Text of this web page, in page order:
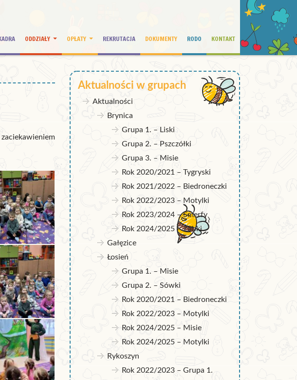
ODDZIAŁY OPŁATY REKRUTACJA DOKUMENTY RODO KONTAKT
Aktualności w grupach
Aktualności
Brynica
Grupa 1. – Liski
Grupa 2. – Pszczółki
Grupa 3. – Misie
Rok 2020/2021 – Tygryski
Rok 2021/2022 – Biedroneczki
Rok 2022/2023 – Motylki
Rok 2023/2024 – Smerfy
Rok 2024/2025 – Żabki
Gałęzice
Łosień
Grupa 1. – Misie
Grupa 2. – Sówki
Rok 2020/2021 – Biedroneczki
Rok 2022/2023 – Motylki
Rok 2024/2025 – Misie
Rok 2024/2025 – Motylki
Rykoszyn
Rok 2022/2023 – Grupa 1.